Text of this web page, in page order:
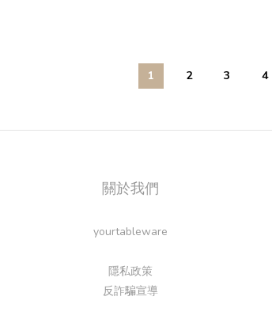
1 2 3 4
關於我們
yourtableware
隱私政策
反詐騙宣導